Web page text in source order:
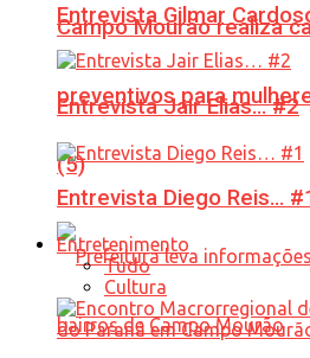
Campo Mourão realiza
preventivos para
(5)
Entrevista Gilmar
Entrevista Jair Elias… #2
Entrevista Diego Reis…
Entretenimento
Tudo
Cultura